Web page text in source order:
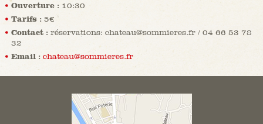
Ouverture : 10:30
Tarifs : 5€
Contact : réservations: chateau@sommieres.fr / 04 66 53 78
32
Email : chateau@sommieres.fr